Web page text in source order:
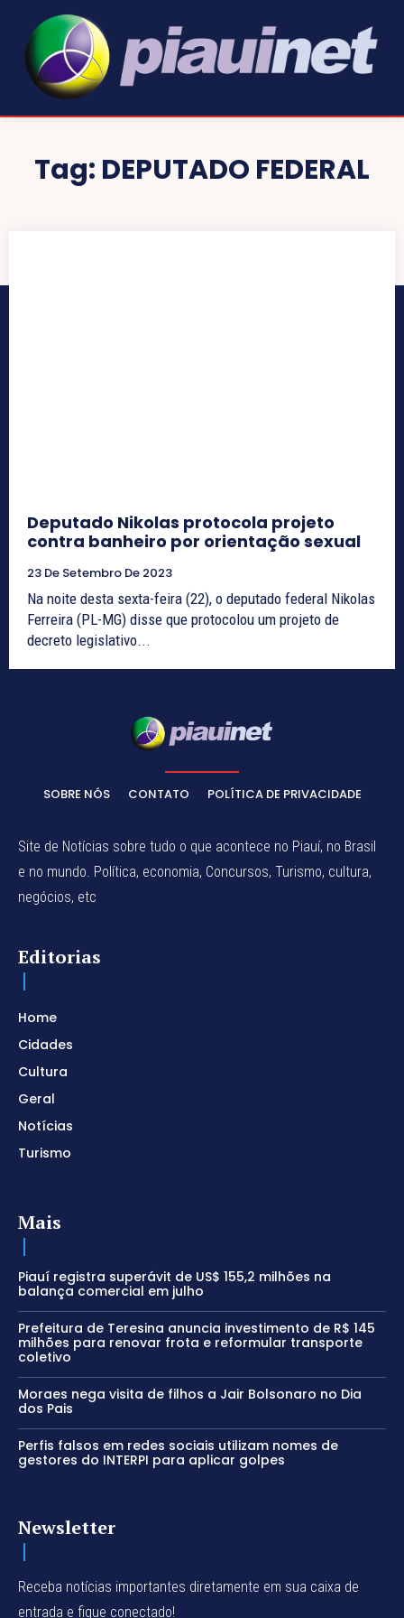
Tag: DEPUTADO FEDERAL
Deputado Nikolas protocola projeto
contra banheiro por orientação sexual
23 De Setembro De 2023
Na noite desta sexta-feira (22), o deputado federal Nikolas
Ferreira (PL-MG) disse que protocolou um projeto de
decreto legislativo...
SOBRE NÓS CONTATO POLÍTICA DE PRIVACIDADE
Site de Notícias sobre tudo o que acontece no Piauí, no Brasil
e no mundo. Política, economia, Concursos, Turismo, cultura,
negócios, etc
Editorias
Home
Cidades
Cultura
Geral
Notícias
Turismo
Mais
Piauí registra superávit de US$ 155,2 milhões na
balança comercial em julho
Prefeitura de Teresina anuncia investimento de R$ 145
milhões para renovar frota e reformular transporte
coletivo
Moraes nega visita de filhos a Jair Bolsonaro no Dia
dos Pais
Perfis falsos em redes sociais utilizam nomes de
gestores do INTERPI para aplicar golpes
Newsletter
Receba notícias importantes diretamente em sua caixa de
entrada e fique conectado!